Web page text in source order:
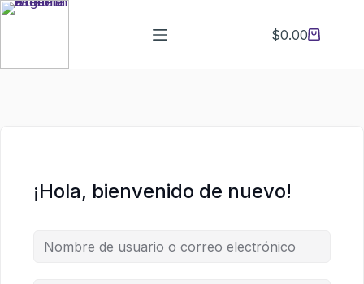
Saltar
Saltar
Carro
$0.00
¡Hola, bienvenido de nuevo!